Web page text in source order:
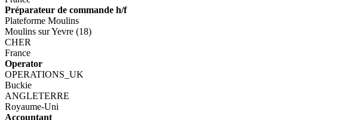
Préparateur de commande h/f
Plateforme Moulins
Moulins sur Yevre (18)
CHER
France
Operator
OPERATIONS_UK
Buckie
ANGLETERRE
Royaume-Uni
Accountant